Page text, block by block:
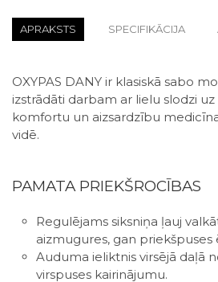
APRAKSTS SPECIFIKĀCIJA
OXYPAS DANY ir klasiskā sabo
izstrādāti darbam ar lielu slodzi
komfortu un aizsardzību
vidē.
PAMATA PRIEKŠROCĪBAS
Regulējams siksniņa ļauj
aizmugures, gan priekšpuses
Auduma ieliktnis virsējā daļā
virspuses kairinājumu.